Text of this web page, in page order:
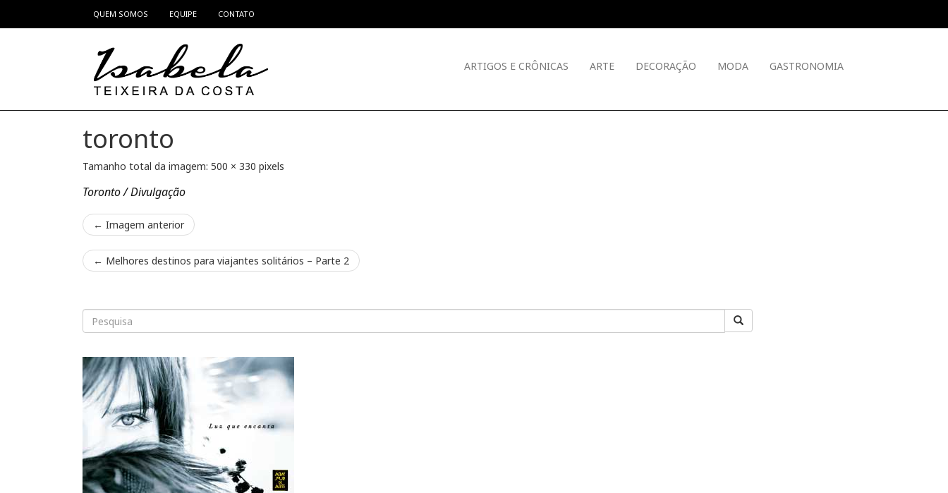
Pular para o conteúdo
QUEM SOMOS EQUIPE CONTATO
ARTIGOS E CRÔNICAS ARTE DECORAÇÃO MODA GASTRONOMIA
toronto
Tamanho total da imagem: 500 × 330 pixels
Toronto / Divulgação
← Imagem anterior
← Melhores destinos para viajantes solitários – Parte 2